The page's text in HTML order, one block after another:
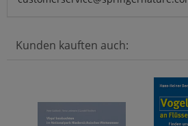
Kunden kauften auch: